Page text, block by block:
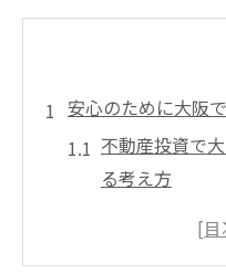
安心のために大阪
不動産投資で
る考え方
献身的な情報